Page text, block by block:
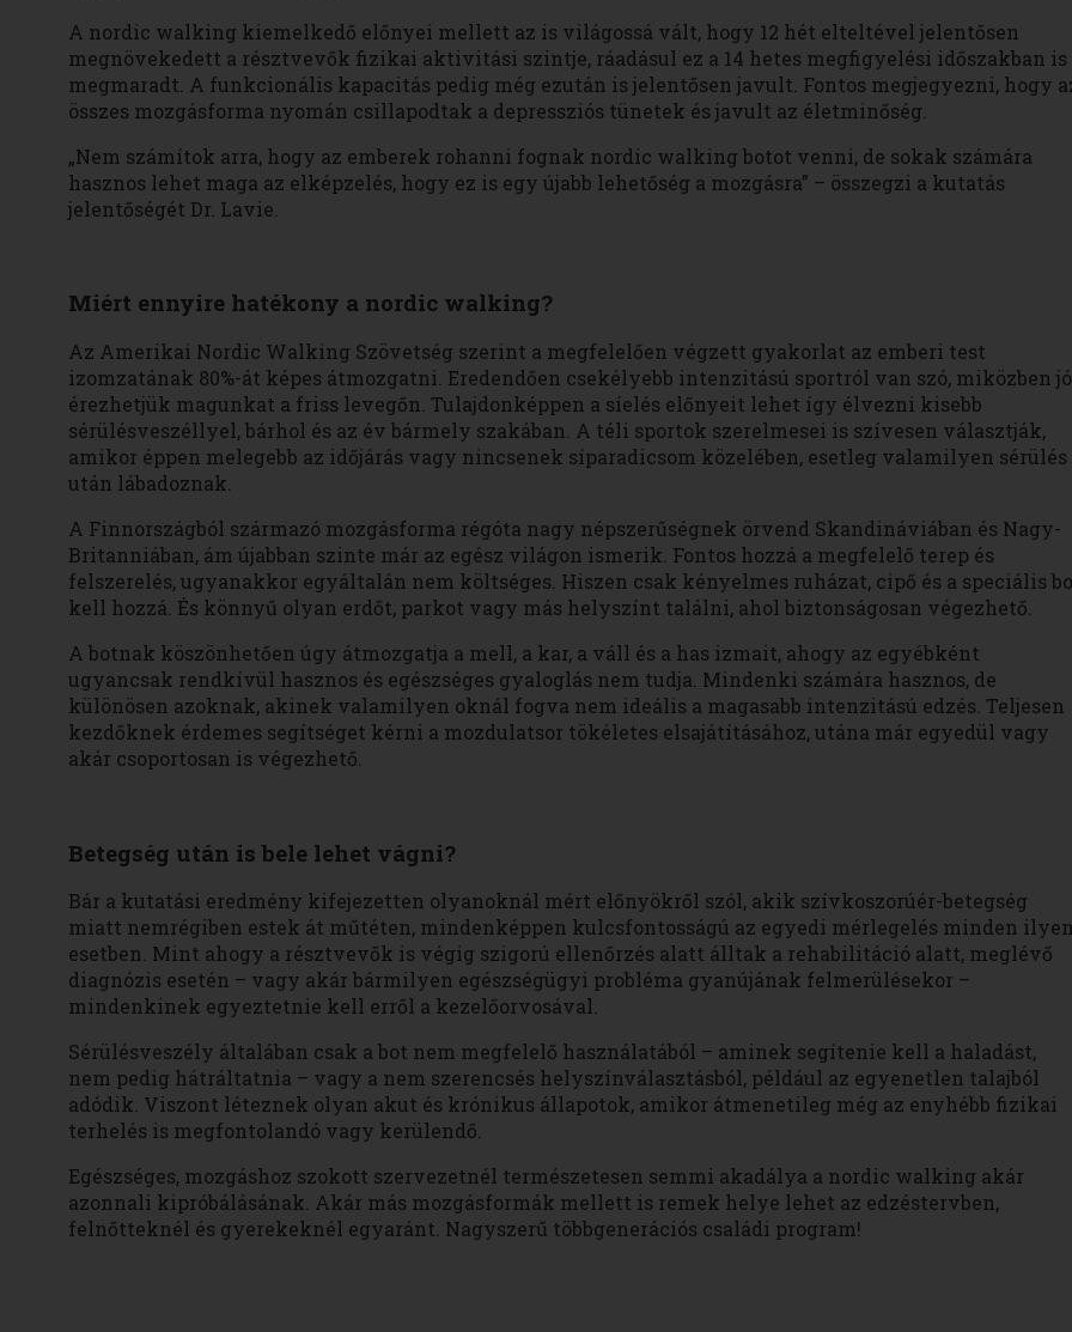
A nordic walking kiemelkedő előnyei mellett az is világossá vált, hogy 12 hét elteltével jelentősen
megnövekedett a résztvevők fizikai aktivitási szintje, ráadásul ez a 14 hetes megfigyelési időszakban is
megmaradt. A funkcionális kapacitás pedig még ezután is jelentősen javult. Fontos megjegyezni, hogy
összes mozgásforma nyomán csillapodtak a depressziós tünetek és javult az életminőség.
„Nem számítok arra, hogy az emberek rohanni fognak nordic walking botot venni, de sokak számára
hasznos lehet maga az elképzelés, hogy ez is egy újabb lehetőség a mozgásra” – összegzi a kutatás
jelentőségét Dr. Lavie.
Miért ennyire hatékony a nordic walking?
Az Amerikai Nordic Walking Szövetség szerint a megfelelően végzett gyakorlat az emberi test
izomzatának 80%-át képes átmozgatni. Eredendően csekélyebb intenzitású sportról van szó, miközben
érezhetjük magunkat a friss levegőn. Tulajdonképpen a síelés előnyeit lehet így élvezni kisebb
sérülésveszéllyel, bárhol és az év bármely szakában. A téli sportok szerelmesei is szívesen választják,
amikor éppen melegebb az időjárás vagy nincsenek síparadicsom közelében, esetleg valamilyen sérülés
után lábadoznak.
A Finnországból származó mozgásforma régóta nagy népszerűségnek örvend Skandináviában és Nagy-
Britanniában, ám újabban szinte már az egész világon ismerik. Fontos hozzá a megfelelő terep és
felszerelés, ugyanakkor egyáltalán nem költséges. Hiszen csak kényelmes ruházat, cipő és a speciális
kell hozzá. És könnyű olyan erdőt, parkot vagy más helyszínt találni, ahol biztonságosan végezhető.
A botnak köszönhetően úgy átmozgatja a mell, a kar, a váll és a has izmait, ahogy az egyébként
ugyancsak rendkívül hasznos és egészséges gyaloglás nem tudja. Mindenki számára hasznos, de
különösen azoknak, akinek valamilyen oknál fogva nem ideális a magasabb intenzitású edzés. Teljesen
kezdőknek érdemes segítséget kérni a mozdulatsor tökéletes elsajátításához, utána már egyedül vagy
akár csoportosan is végezhető.
Betegség után is bele lehet vágni?
Bár a kutatási eredmény kifejezetten olyanoknál mért előnyökről szól, akik szívkoszorúér-betegség
miatt nemrégiben estek át műtéten, mindenképpen kulcsfontosságú az egyedi mérlegelés minden
esetben. Mint ahogy a résztvevők is végig szigorú ellenőrzés alatt álltak a rehabilitáció alatt, meglévő
diagnózis esetén – vagy akár bármilyen egészségügyi probléma gyanújának felmerülésekor –
mindenkinek egyeztetnie kell erről a kezelőorvosával.
Sérülésveszély általában csak a bot nem megfelelő használatából – aminek segítenie kell a haladást,
nem pedig hátráltatnia – vagy a nem szerencsés helyszínválasztásból, például az egyenetlen talajból
adódik. Viszont léteznek olyan akut és krónikus állapotok, amikor átmenetileg még az enyhébb fizikai
terhelés is megfontolandó vagy kerülendő.
Egészséges, mozgáshoz szokott szervezetnél természetesen semmi akadálya a nordic walking akár
azonnali kipróbálásának. Akár más mozgásformák mellett is remek helye lehet az edzéstervben,
felnőtteknél és gyerekeknél egyaránt. Nagyszerű többgenerációs családi program!